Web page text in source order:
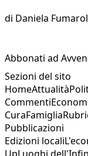
di Daniela
Abbonati ad
Sezioni del sito
HomeAttualità
Commenti
CuraFamiglia
Pubblicazioni
Edizioni locali